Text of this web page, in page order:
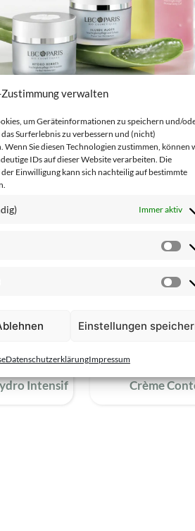
verwalten
um Geräteinformationen zu speichern und/
Surferlebnis zu verbessern und (nicht)
Sie diesen Technologien zustimmen, können
IDs auf dieser Website verarbeiten. Die
Einwilligung kann sich nachteilig auf bestimmte
Immer aktiv
Einstellungen
DatenschutzerklärungImpressum
und Schutz.
angezeigt
Intensif Crème